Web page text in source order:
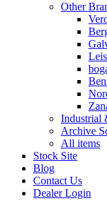
Other
Industrial
Archive
All items
Stock Site
Blog
Contact Us
Dealer Login